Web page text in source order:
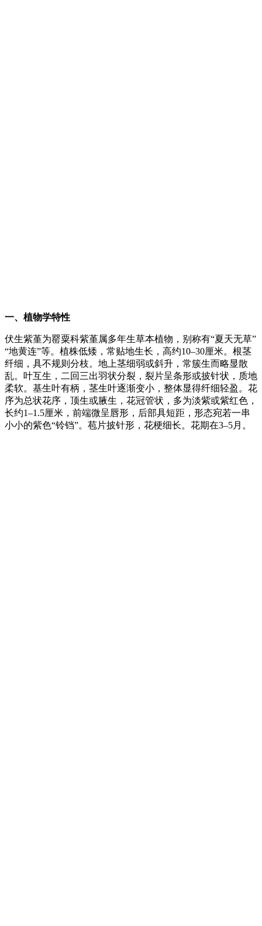
一、植物学特性
伏生紫堇为罂粟科紫堇属多年生草本植物，别称有“夏天无草”
“地黄连”等。植株低矮，常贴地生长，高约10–30厘米。根茎
纤细，具不规则分枝。地上茎细弱或斜升，常簇生而略显散
乱。叶互生，二回三出羽状分裂，裂片呈条形或披针状，质地
柔软。基生叶有柄，茎生叶逐渐变小，整体显得纤细轻盈。花
序为总状花序，顶生或腋生，花冠管状，多为淡紫或紫红色，
长约1–1.5厘米，前端微呈唇形，后部具短距，形态宛若一串
小小的紫色“铃铛”。苞片披针形，花梗细长。花期在3–5月。